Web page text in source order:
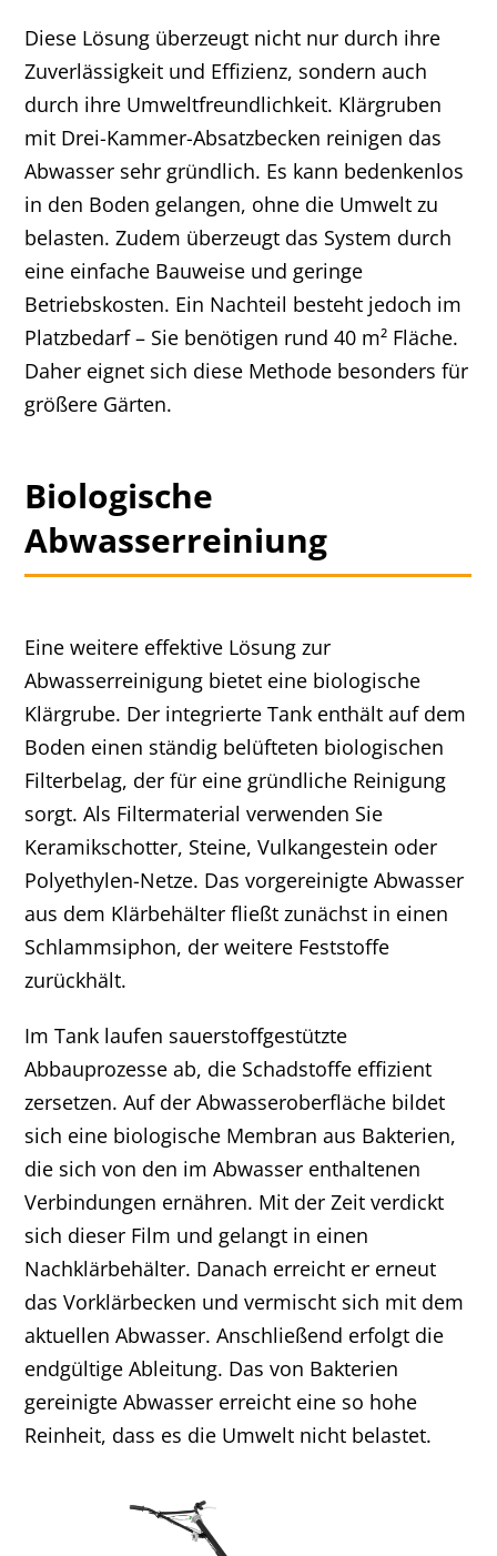
Diese Lösung überzeugt nicht nur durch ihre
Zuverlässigkeit und Effizienz, sondern auch
durch ihre Umweltfreundlichkeit. Klärgruben
mit Drei-Kammer-Absatzbecken reinigen das
Abwasser sehr gründlich. Es kann bedenkenlos
in den Boden gelangen, ohne die Umwelt zu
belasten. Zudem überzeugt das System durch
eine einfache Bauweise und geringe
Betriebskosten. Ein Nachteil besteht jedoch im
Platzbedarf – Sie benötigen rund 40 m² Fläche.
Daher eignet sich diese Methode besonders für
größere Gärten.
Biologische
Abwasserreiniung
Eine weitere effektive Lösung zur
Abwasserreinigung bietet eine biologische
Klärgrube. Der integrierte Tank enthält auf dem
Boden einen ständig belüfteten biologischen
Filterbelag, der für eine gründliche Reinigung
sorgt. Als Filtermaterial verwenden Sie
Keramikschotter, Steine, Vulkangestein oder
Polyethylen-Netze. Das vorgereinigte Abwasser
aus dem Klärbehälter fließt zunächst in einen
Schlammsiphon, der weitere Feststoffe
zurückhält.
Im Tank laufen sauerstoffgestützte
Abbauprozesse ab, die Schadstoffe effizient
zersetzen. Auf der Abwasseroberfläche bildet
sich eine biologische Membran aus Bakterien,
die sich von den im Abwasser enthaltenen
Verbindungen ernähren. Mit der Zeit verdickt
sich dieser Film und gelangt in einen
Nachklärbehälter. Danach erreicht er erneut
das Vorklärbecken und vermischt sich mit dem
aktuellen Abwasser. Anschließend erfolgt die
endgültige Ableitung. Das von Bakterien
gereinigte Abwasser erreicht eine so hohe
Reinheit, dass es die Umwelt nicht belastet.